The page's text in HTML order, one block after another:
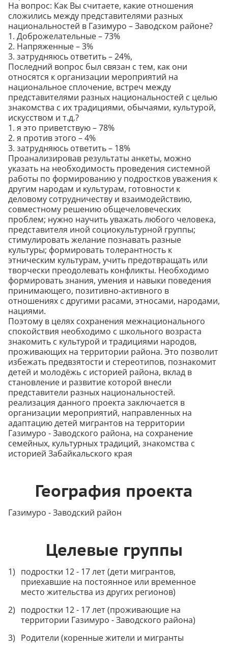
На вопрос: Как Вы считаете, какие отношения
сложились между представителями разных
национальностей в Газимуро – Заводском районе?
1. Доброжелательные – 73%
2. Напряженные – 3%
3. затрудняюсь ответить – 24%,
Последний вопрос был связан с тем, как они
относятся к организации мероприятий на
национальное сплочение, встреч между
представителями разных национальностей с целью
знакомства с их традициями, обычаями, культурой,
искусством и т.д.?
1. я это приветствую – 78%
2. я против этого – 4%
3. затрудняюсь ответить – 18%
Проанализировав результаты анкеты, можно
указать на необходимость проведения системной
работы по формированию у подростков уважения к
другим народам и культурам, готовности к
деловому сотрудничеству и взаимодействию,
совместному решению общечеловеческих
проблем; нужно научить уважать любого человека,
представителя иной социокультурной группы;
стимулировать желание познавать разные
культуры; формировать толерантность к
этническим культурам, учить предотвращать или
творчески преодолевать конфликты. Необходимо
формировать знания, умения и навыки поведения
принимающего, позитивно-активного в
отношениях с другими расами, этносами, народами,
нациями.
Поэтому в целях сохранения межнационального
спокойствия необходимо с школьного возраста
знакомить с культурой и традициями народов,
проживающих на территории района. Это позволит
избежать предвзятости и стереотипов, познакомит
детей и молодёжь с историей района, вклад в
становление и развитие которой внесли
представители разных национальностей.
реализация данного проекта заключается в
организации мероприятий, направленных на
адаптацию детей мигрантов на территории
Газимуро - Заводского района, на сохранение
семейных, культурных традиций, знакомства с
историей Забайкальского края
География проекта
Газимуро - Заводский район
Целевые группы
подростки 12 - 17 лет (дети мигрантов,
приехавшие на постоянное или временное
место жительства из других регионов)
подростки 12 - 17 лет (проживающие на
территории Газимуро - Заводского района)
Родители (коренные жители и мигранты